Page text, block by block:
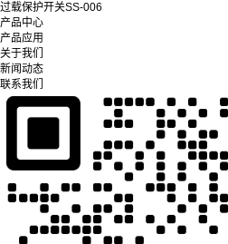
过载保护开关SS-006
产品中心
产品应用
关于我们
新闻动态
联系我们